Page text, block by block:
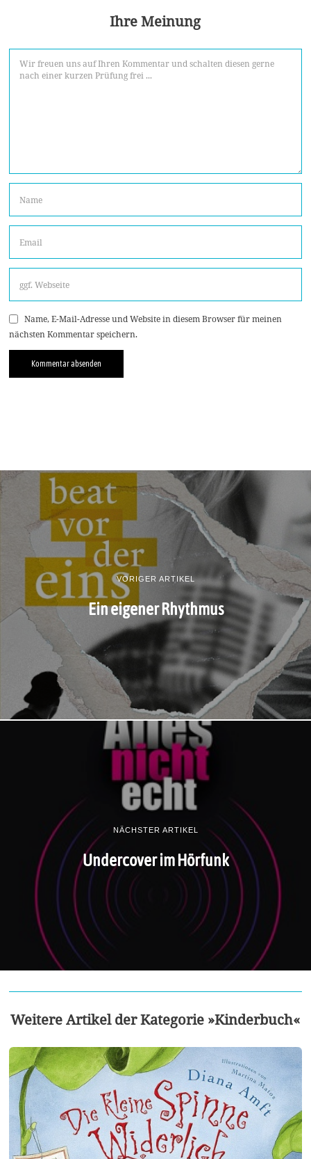
Ihre Meinung
Name, E-Mail-Adresse und Website in diesem Browser für meinen
nächsten Kommentar speichern.
VORIGER ARTIKEL
Ein eigener Rhythmus
NÄCHSTER ARTIKEL
Undercover im Hörfunk
Weitere Artikel der Kategorie »Kinderbuch«